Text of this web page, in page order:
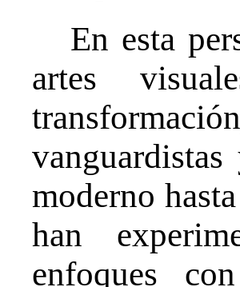
En esta
artes
moderno
han
enfoques